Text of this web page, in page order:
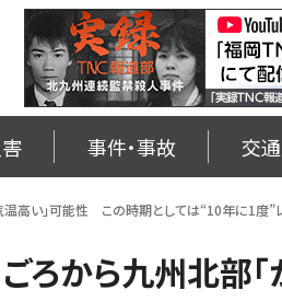
事件・事故 交通
高い」可能性 この時期としては“10年に1度
から九州北部「